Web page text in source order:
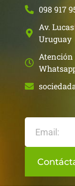
098 917
Av.
Uruguay
Atención